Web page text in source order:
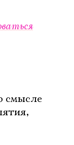
смысле